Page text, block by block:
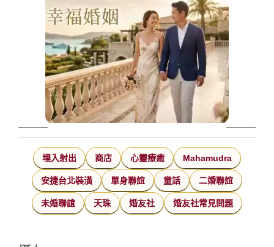
埋入射出 商店 心靈療癒 Mahamudra
安捷台北裝潢 單身聯誼 童話 二婚聯誼
未婚聯誼 天珠 婚友社 婚友社常見問題